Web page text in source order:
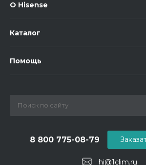
О Hisense
Каталог
Помощь
hi@1clim.ru
8 800 775-08-79